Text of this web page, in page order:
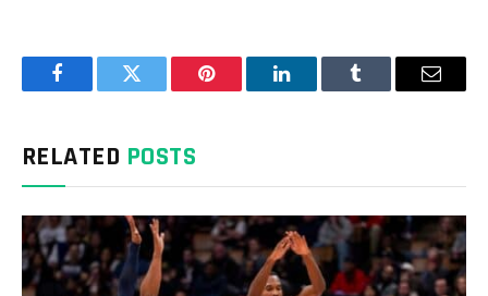
FacebookTwitter Pinterest LinkedInTumblr Email
RELATED POSTS